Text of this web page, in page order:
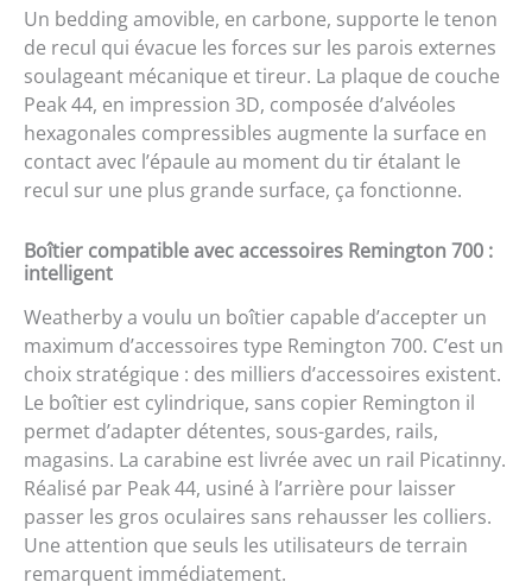
Un bedding amovible, en carbone, supporte le tenon
de recul qui évacue les forces sur les parois externes
soulageant mécanique et tireur. La plaque de couche
Peak 44, en impression 3D, composée d’alvéoles
hexagonales compressibles augmente la surface en
contact avec l’épaule au moment du tir étalant le
recul sur une plus grande surface, ça fonctionne.
Boîtier compatible avec accessoires Remington 700 :
intelligent
Weatherby a voulu un boîtier capable d’accepter un
maximum d’accessoires type Remington 700. C’est un
choix stratégique : des milliers d’accessoires existent.
Le boîtier est cylindrique, sans copier Remington il
permet d’adapter détentes, sous-gardes, rails,
magasins. La carabine est livrée avec un rail Picatinny.
Réalisé par Peak 44, usiné à l’arrière pour laisser
passer les gros oculaires sans rehausser les colliers.
Une attention que seuls les utilisateurs de terrain
remarquent immédiatement.